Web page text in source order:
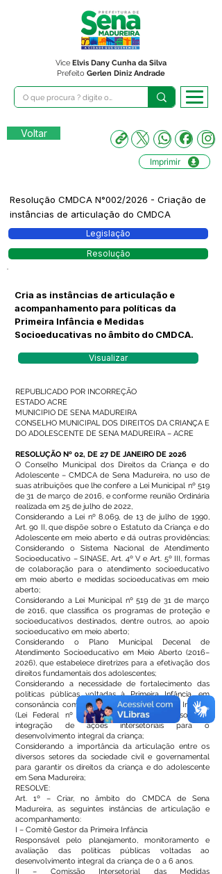
Prefeito Gerlen Diniz Andrade
Vice Elvis Dany Cunha da Silva
Voltar
Imprimir
Resolução CMDCA N°002/2026 - Criação de
instâncias de articulação do CMDCA
Legislação
Resolução
Cria as instâncias de articulação e
acompanhamento para políticas da
Primeira Infância e Medidas
Socioeducativas no âmbito do CMDCA.
Visualizar
REPUBLICADO POR INCORREÇÃO
ESTADO ACRE
MUNICIPIO DE SENA MADUREIRA
CONSELHO MUNICIPAL DOS DIREITOS DA CRIANÇA E
DO ADOLESCENTE DE SENA MADUREIRA – ACRE
RESOLUÇÃO Nº 02, DE 27 DE JANEIRO DE 2026
O Conselho Municipal dos Direitos da Criança e do
Adolescente – CMDCA de Sena Madureira, no uso de
suas atribuições que lhe confere a Lei Municipal nº 519
de 31 de março de 2016, e conforme reunião Ordinária
realizada em 25 de julho de 2022,
Considerando a Lei nº 8.069, de 13 de julho de 1990,
Art. 90 II, que dispõe sobre o Estatuto da Criança e do
Adolescente em meio aberto e dá outras providências;
Considerando o Sistema Nacional de Atendimento
Socioeducativo – SINASE, Art. 4º V e Art. 5º III, formas
de colaboração para o atendimento socioeducativo
em meio aberto e medidas socioeducativas em meio
aberto;
Considerando a Lei Municipal nº 519 de 31 de março
de 2016, que classifica os programas de proteção e
socioeducativos destinados, dentre outros, ao apoio
socioeducativo em meio aberto;
Considerando o Plano Municipal Decenal de
Atendimento Socioeducativo em Meio Aberto (2016–
2026), que estabelece diretrizes para a efetivação dos
direitos fundamentais dos adolescentes;
Considerando a necessidade de fortalecimento das
políticas públicas voltadas à Primeira Infância, em
consonância com o Marco Legal da Primeira Infância
(Lei Federal nº 13.257/2016), que dispõe sobre a
integração de ações intersetoriais para o
desenvolvimento integral da criança;
Considerando a importância da articulação entre os
diversos setores da sociedade civil e governamental
para garantir os direitos da criança e do adolescente
em Sena Madureira;
RESOLVE:
Art. 1º – Criar, no âmbito do CMDCA de Sena
Madureira, as seguintes instâncias de articulação e
acompanhamento:
I – Comitê Gestor da Primeira Infância
Responsável pelo planejamento, monitoramento e
avaliação das políticas públicas voltadas ao
desenvolvimento integral da criança de 0 a 6 anos.
II – Comissão Intersetorial das Medidas